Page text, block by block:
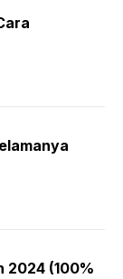
2024 (100%